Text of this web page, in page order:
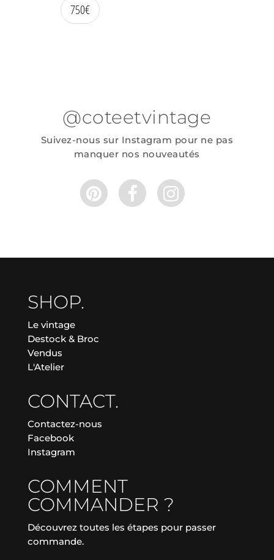
750€
@coteetvintage
Suivez-nous sur Instagram pour ne pas
manquer nos nouveautés
SHOP.
Le vintage
Destock & Broc
Vendus
L'Atelier
CONTACT.
Contactez-nous
Facebook
Instagram
COMMENT
COMMANDER ?
Découvrez toutes les étapes pour passer
commande.